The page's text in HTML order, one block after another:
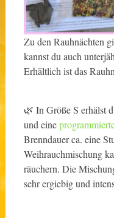
Zu den Rauhnächten
kannst du auch
Erhältlich ist das
🌿 In Größe S erhälst
und eine
Brenndauer ca. eine
Weihrauchmischung
räuchern. Die
sehr ergiebig und